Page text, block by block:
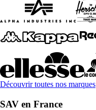
Découvrir toutes nos marques
SAV en France